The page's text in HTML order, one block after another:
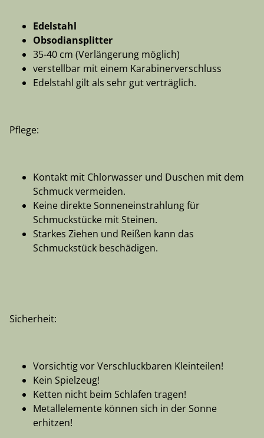
Edelstahl
Obsodiansplitter
35-40 cm (Verlängerung möglich)
verstellbar mit einem Karabinerverschluss
Edelstahl gilt als sehr gut verträglich.
Pflege:
Kontakt mit Chlorwasser und Duschen mit dem
Schmuck vermeiden.
Keine direkte Sonneneinstrahlung für
Schmuckstücke mit Steinen.
Starkes Ziehen und Reißen kann das
Schmuckstück beschädigen.
Sicherheit:
Vorsichtig vor Verschluckbaren Kleinteilen!
Kein Spielzeug!
Ketten nicht beim Schlafen tragen!
Metallelemente können sich in der Sonne
erhitzen!